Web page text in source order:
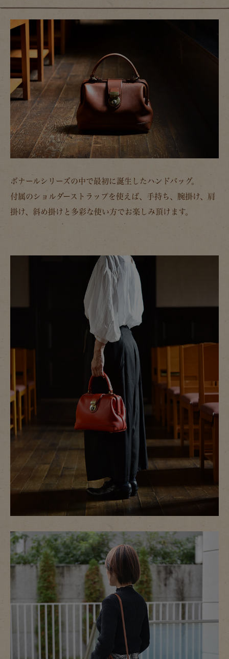
ボナールシリーズの中で最初に誕生したハンドバッグ。
付属のショルダーストラップを使えば、手持ち、腕掛け、肩
掛け、斜め掛けと多彩な使い方でお楽しみ頂けます。